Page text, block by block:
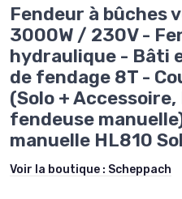
Fendeur à bûches
3000W / 230V -
hydraulique - Bâti
de fendage 8T -
(Solo +
fendeuse
manuelle HL810
Voir la boutique : Scheppach